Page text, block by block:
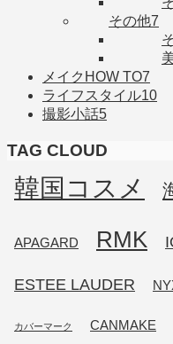
その他7
メイクHOW TO7
ライフスタイル10
撮影小話5
TAG CLOUD
韓国コスメ
APAGARD RMK
ESTEE LAUDER
カバーマーク CANMAKE